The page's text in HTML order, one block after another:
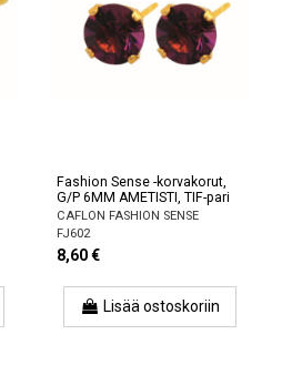
Fashion Sense -korvakorut,
G/P 6MM AMETISTI, TIF-pari
CAFLON FASHION SENSE
FJ602
8,60 €
Lisää ostoskoriin